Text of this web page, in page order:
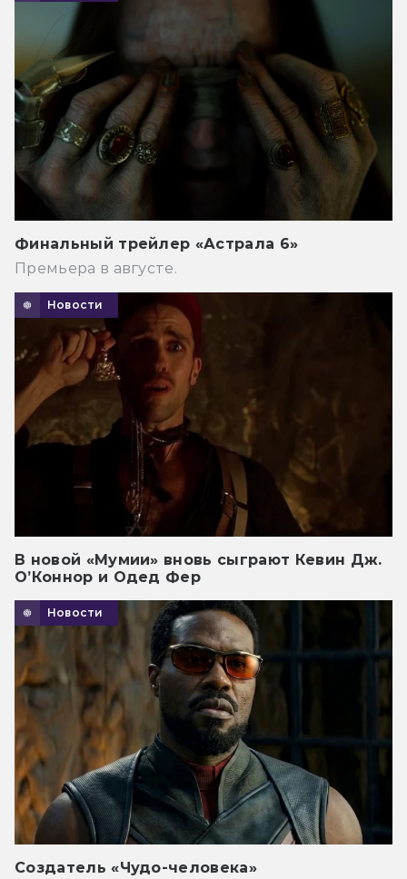
Финальный трейлер «Астрала 6»
Премьера в августе.
Новости
В новой «Мумии» вновь сыграют Кевин Дж.
О’Коннор и Одед Фер
Новости
Создатель «Чудо-человека»